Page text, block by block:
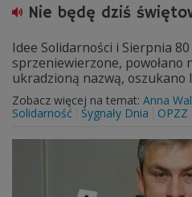
Nie będę dziś
Idee Solidarności i Sierpnia
sprzeniewierzone, powołano
ukradzioną nazwą, oszukano
Zobacz więcej na temat: Anna
Solidarność
Sygnały Dnia OPZZ